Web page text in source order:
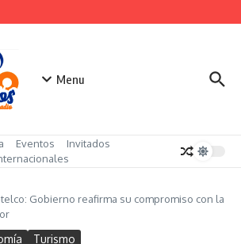
presidencial se verá en especial de DNEWS
de la coca
Menu
Eventos
Invitados
Gobierno reafirma su compromiso con la
Turismo